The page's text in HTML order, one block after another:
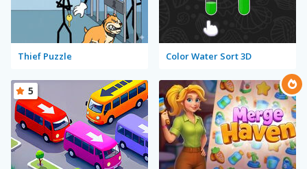
Thief Puzzle Color Water Sort 3D
5